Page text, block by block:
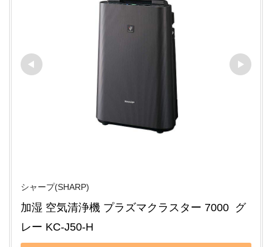
シャープ(SHARP)
加湿 空気清浄機 プラズマクラスター 7000  グ
レー KC-J50-H